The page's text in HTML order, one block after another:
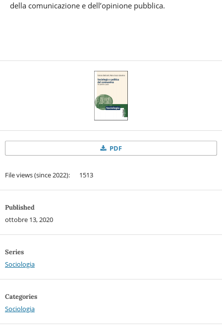
della comunicazione e dell’opinione pubblica.
PDF
File views (since 2022): 1513
Published
ottobre 13, 2020
Series
Sociologia
Categories
Sociologia